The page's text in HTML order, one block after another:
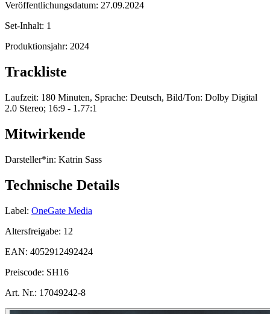
Veröffentlichungsdatum: 27.09.2024
Set-Inhalt: 1
Produktionsjahr: 2024
Trackliste
Laufzeit: 180 Minuten, Sprache: Deutsch, Bild/Ton: Dolby Digital
2.0 Stereo; 16:9 - 1.77:1
Mitwirkende
Darsteller*in: Katrin Sass
Technische Details
Label: OneGate Media
Altersfreigabe: 12
EAN: 4052912492424
Preiscode: SH16
Art. Nr.: 17049242-8